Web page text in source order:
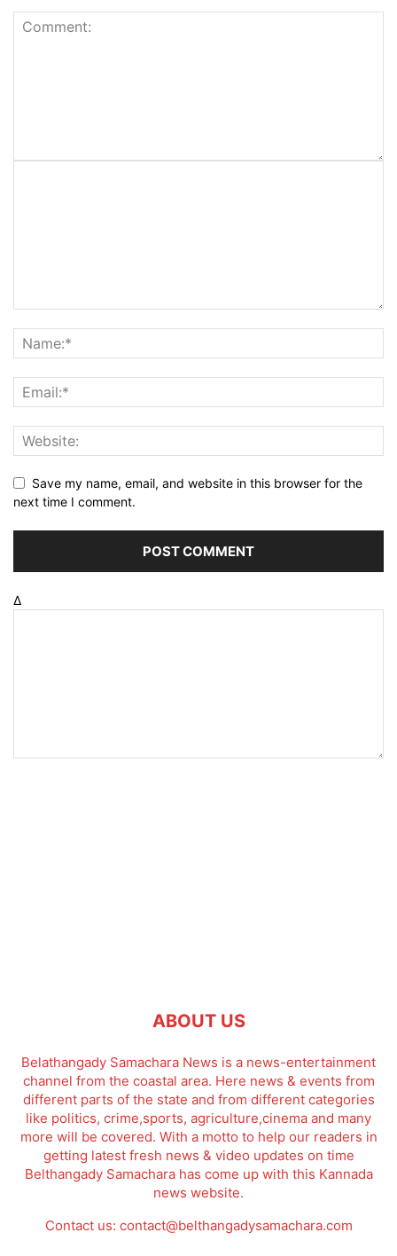
Save my name, email, and website in this browser for the
next time I comment.
Δ
ABOUT US
Belathangady Samachara News is a news-entertainment
channel from the coastal area. Here news & events from
different parts of the state and from different categories
like politics, crime,sports, agriculture,cinema and many
more will be covered. With a motto to help our readers in
getting latest fresh news & video updates on time
Belthangady Samachara has come up with this Kannada
news website.
Contact us: contact@belthangadysamachara.com